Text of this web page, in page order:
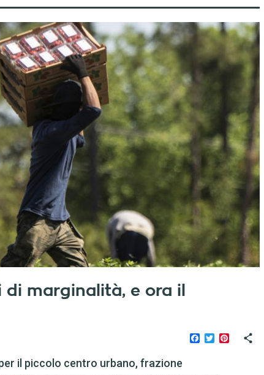
di marginalità, e ora il
Facebook
TwitterPinterest
il piccolo centro urbano, frazione